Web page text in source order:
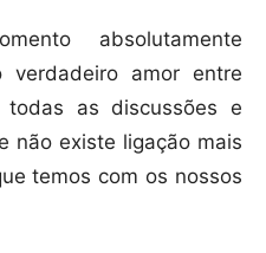
absolutamente
amor entre
as discussões e
não existe ligação mais
temos com os nossos